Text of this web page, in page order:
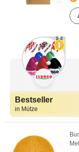
Bestseller
in Mütze